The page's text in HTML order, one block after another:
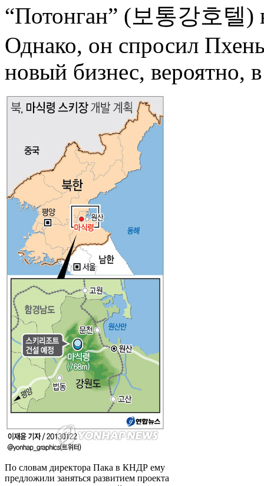
“Потонган” (보통강호텔)
Однако, он спросил
новый бизнес, вероятно,
По словам директора Пака в КНДР ему
предложили заняться развитием проекта